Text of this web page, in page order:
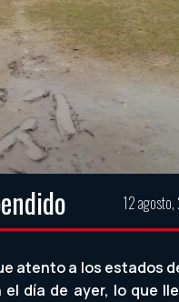
12 agosto,
atento a los estados
día de ayer, lo que